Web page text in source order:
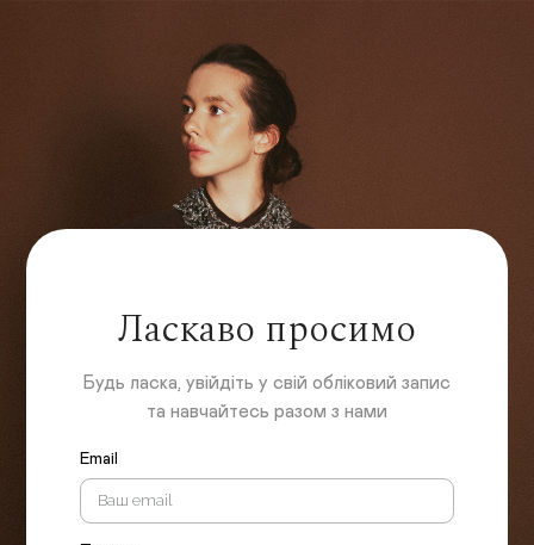
Ласкаво просимо
Будь ласка, увійдіть у свій обліковий запис
та навчайтесь разом з нами
Email